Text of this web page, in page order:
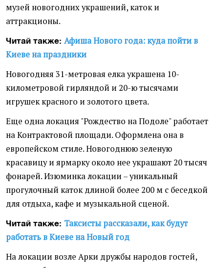
музей новогодних украшений, каток и
аттракционы.
Читай также: Афиша Нового года: куда пойти в
Киеве на праздники
Новогодняя 31-метровая елка украшена 10-
километровой гирляндой и 20-ю тысячами
игрушек красного и золотого цвета.
Еще одна локация "Рождество на Подоле" работает
на Контрактовой площади. Оформлена она в
европейском стиле. Новогоднюю зеленую
красавицу и ярмарку около нее украшают 20 тысяч
фонарей. Изюминка локации – уникальный
прогулочный каток длиной более 200 м с беседкой
для отдыха, кафе и музыкальной сценой.
Читай также: Таксисты рассказали, как будут
работать в Киеве на Новый год
На локации возле Арки дружбы народов гостей,